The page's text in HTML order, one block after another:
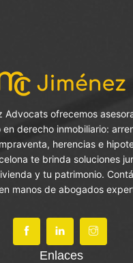
Advocats ofrecemos
derecho inmobiliario:
herencias e
te brinda soluciones
y tu patrimonio.
manos de abogados
Enlaces